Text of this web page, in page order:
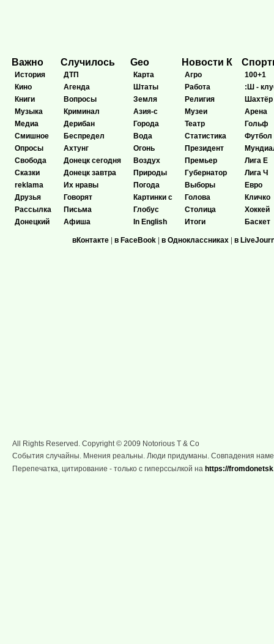
Важно
История
Кино
Книги
Музыка
Медиа
Смишное
Опросы
Свобода
Сказки
reklama
Друзья
Рассылка
Донецкий
Случилось
ДТП
Агенда
Вопросы
Криминал
Дерибан
Беспредел
Ахтунг
Донецк сегодня
Донецк завтра
Их нравы
Говорят
Письма
Афиша
Geo
Карта
Штаты
Земля
Азия-с
Города
Вода
Огонь
Воздух
Природы
Погода
Картинки с
Глобус
In English
Новости К
Агро
Работа
Религия
Музеи
Театр
Статистика
Президент
Премьер
Губернатор
Выборы
Голова
Столица
Итоги
100+1
:Ш -
Шахтёр
Арена
Гольф
Футбол
Лига Е
Лига Ч
Евро
Кличко
Хоккей
Баскет
вКонтакте | в FaceBook | в Одноклассниках | в
All Rights Reserved. Copyright © 2009 Notorious T & Co
События случайны. Мнения реальны. Люди придуманы. Совпадения
Перепечатка, цитирование - только с гиперссылкой на https://